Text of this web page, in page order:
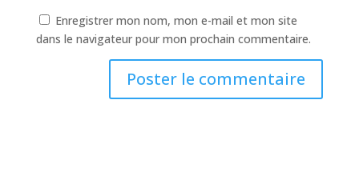
Enregistrer mon nom, mon e-mail et mon site
dans le navigateur pour mon prochain commentaire.